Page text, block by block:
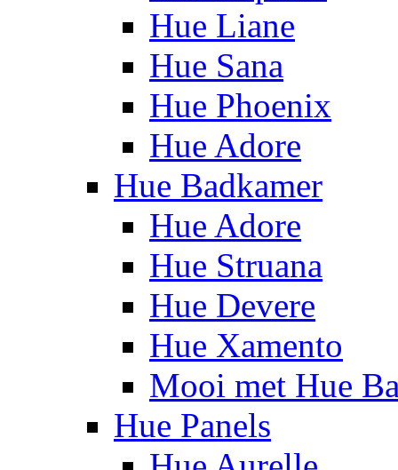
Hue Liane
Hue Sana
Hue Phoenix
Hue Adore
Hue Badkamer
Hue Adore
Hue Struana
Hue Devere
Hue Xamento
Mooi met Hue
Hue Panels